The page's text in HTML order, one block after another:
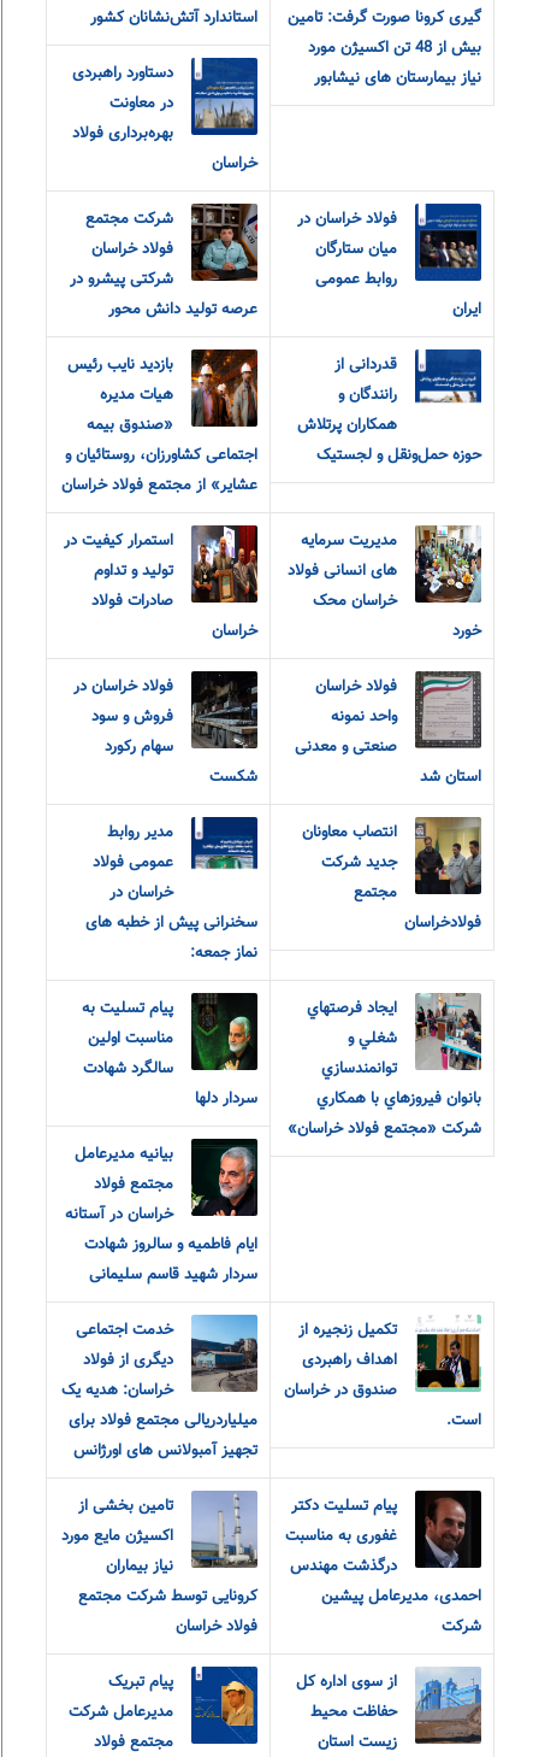
گیری کرونا صورت گرفت: تامین
بیش از 48 تن اکسیژن مورد
نیاز بیمارستان های نیشابور
استاندارد آتش‌نشانان کشور
دستاورد راهبردی
در معاونت
بهره‌برداری فولاد
خراسان
فولاد خراسان در
میان ستارگان
روابط عمومی
ایران
شرکت مجتمع
فولاد خراسان
شرکتی پیشرو در
عرصه تولید دانش محور
قدردانی از
رانندگان و
همکاران پرتلاش
حوزه حمل‌ونقل و لجستیک
بازدید نایب رئیس
هیات مدیره
«صندوق بیمه
اجتماعی کشاورزان، روستائیان و
عشایر» از مجتمع فولاد خراسان
مدیریت سرمایه
های انسانی فولاد
خراسان محک
خورد
استمرار کیفیت در
تولید و تداوم
صادرات فولاد
خراسان
فولاد خراسان
واحد نمونه
صنعتی و معدنی
استان شد
فولاد خراسان در
فروش و سود
سهام رکورد
شکست
انتصاب معاونان
جدید شرکت
مجتمع
فولادخراسان
مدیر روابط
عمومی فولاد
خراسان در
سخنرانی پیش از خطبه های
نماز جمعه:
ايجاد فرصتهاي
شغلي و
توانمندسازي
بانوان فيروزهاي با همکاري
شرکت «مجتمع فولاد خراسان»
پیام تسلیت به
مناسبت اولین
سالگرد شهادت
سردار دلها
بیانیه مدیرعامل
مجتمع فولاد
خراسان در آستانه
ایام فاطمیه و سالروز شهادت
سردار شهید قاسم سلیمانی
تکمیل زنجیره از
اهداف راهبردی
صندوق در خراسان
است.
خدمت اجتماعی
دیگری از فولاد
خراسان: هدیه یک
میلیاردریالی مجتمع فولاد برای
تجهیز آمبولانس های اورژانس
پیام تسلیت دکتر
غفوری به مناسبت
درگذشت مهندس
احمدی، مدیرعامل پیشین
شرکت
تامین بخشی از
اکسیژن مایع مورد
نیاز بیماران
کرونایی توسط شرکت مجتمع
فولاد خراسان
از سوی اداره کل
حفاظت محیط
زیست استان
پیام تبریک
مدیرعامل شرکت
مجتمع فولاد